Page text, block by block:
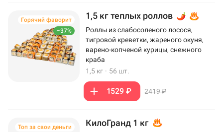
–37%
Горячий фаворит 1,5 кг теплых роллов
Роллы из слабосоленого лосося,
тигровой креветки, жареного окуня,
варено-копченой курицы, снежного
краба
1,5 кг · 56 шт.
1529 ₽ 2419 ₽
Топ за свои деньги КилоГранд 1 кг